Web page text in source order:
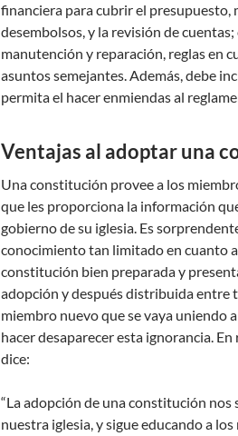
financiera para cubrir el presupuesto,
desembolsos, y la revisión de
manutención y reparación, reglas en
asuntos semejantes. Además, debe
permita el hacer enmiendas al
Ventajas al adoptar una
Una constitución provee a los
que les proporciona la información
gobierno de su iglesia. Es
conocimiento tan limitado en cuanto
constitución bien preparada y
adopción y después distribuida entre
miembro nuevo que se vaya uniendo
hacer desaparecer esta ignorancia.
dice:
“La adopción de una constitución
nuestra iglesia, y sigue educando a